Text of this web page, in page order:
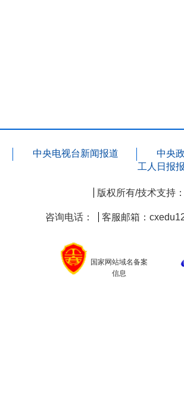
中央电视台新闻报道
中央
工人日报
版权所有/技术支持
咨询电话： 客服邮箱：
国家网站域名备案
信息